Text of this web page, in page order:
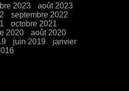
2023
août 2023
septembre 2022
octobre 2021
2020
août 2020
juin 2019
janvier